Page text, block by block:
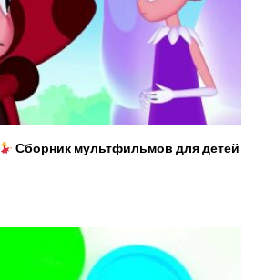
Сборник мультфильмов для детей